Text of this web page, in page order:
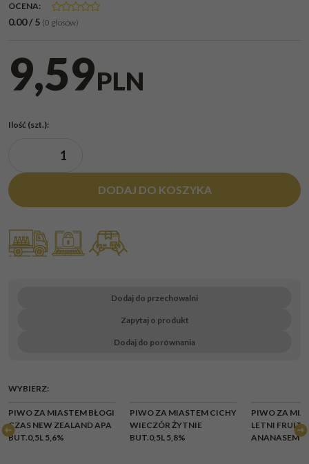
OCENA:
0.00/5 (0 głosów)
9,59PLN
Ilość (szt.):
DODAJ DO KOSZYKA
Dodaj do przechowalni
Zapytaj o produkt
Dodaj do porównania
WYBIERZ:
BRAK
PIWO ZA MIASTEM BŁOGI
CZAS NEW ZEALAND APA
BUT.0,5L 5,6%
PIWO ZA MIASTEM CICHY
WIECZÓR ŻYTNIE
BUT.0,5L 5,8%
PIWO ZA
LETNI FRUIT
ANANASEM